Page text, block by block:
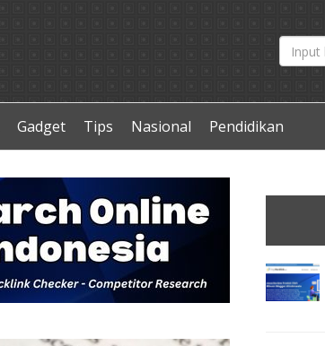
Gadget Tips Nasional Pendidikan